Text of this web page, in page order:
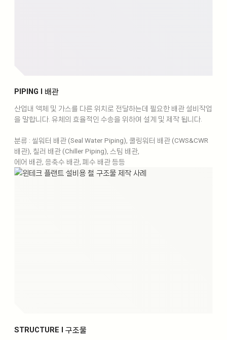
PIPING l 배관
산업내 액체 및 가스를 다른 위치로 전달하는데 필요한 배관 설비작업
을 말합니다. 유체의 효율적인 수송을 위하여 설계 및 제작 됩니다.
분류 : 씰워터 배관 (Seal Water Piping), 쿨링워터 배관 (CWS&CWR
배관), 칠러 배관 (Chiller Piping), 스팀 배관,
에어 배관, 응축수 배관, 폐수 배관 등등
STRUCTURE l 구조물